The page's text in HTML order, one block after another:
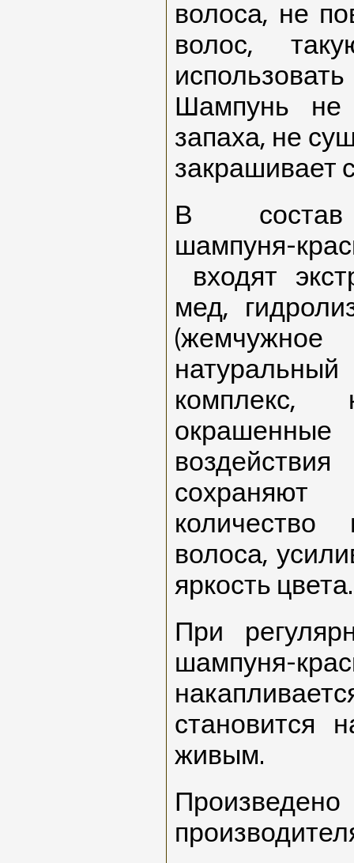
волоса, не
волос,
Шампунь не
запаха, не
закрашивает
В состав
шампуня-
входят
мед,
комплекс,
волоса,
яркость цвета.
При
шампуня-
становится
живым.